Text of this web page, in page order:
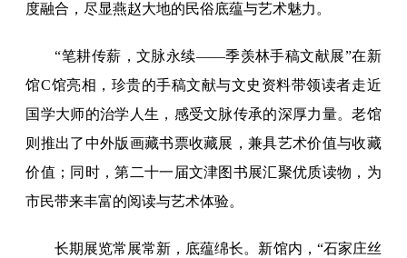
度融合，尽显燕赵大地的民俗底蕴与艺术魅力。
“笔耕传薪，文脉永续——季羡林手稿文献展”在新
馆C馆亮相，珍贵的手稿文献与文史资料带领读者走近
国学大师的治学人生，感受文脉传承的深厚力量。老馆
则推出了中外版画藏书票收藏展，兼具艺术价值与收藏
价值；同时，第二十一届文津图书展汇聚优质读物，为
市民带来丰富的阅读与艺术体验。
长期展览常展常新，底蕴绵长。新馆内，“石家庄丝